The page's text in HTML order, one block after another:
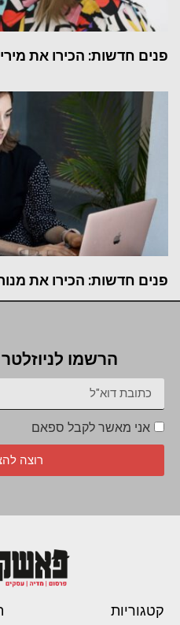
פנים חדשות: הכירו את מירי
פנים חדשות: הכירו את
הרשמו
אני מאשר לקבל ספאם
רוצה
קטגוריות